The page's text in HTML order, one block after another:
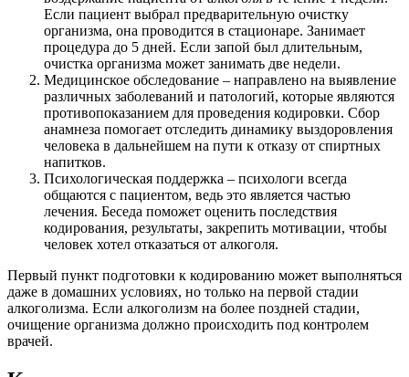
Если пациент выбрал предварительную очистку
организма, она проводится в стационаре. Занимает
процедура до 5 дней. Если запой был длительным,
очистка организма может занимать две недели.
Медицинское обследование – направлено на выявление
различных заболеваний и патологий, которые являются
противопоказанием для проведения кодировки. Сбор
анамнеза помогает отследить динамику выздоровления
человека в дальнейшем на пути к отказу от спиртных
напитков.
Психологическая поддержка – психологи всегда
общаются с пациентом, ведь это является частью
лечения. Беседа поможет оценить последствия
кодирования, результаты, закрепить мотивации, чтобы
человек хотел отказаться от алкоголя.
Первый пункт подготовки к кодированию может выполняться
даже в домашних условиях, но только на первой стадии
алкоголизма. Если алкоголизм на более поздней стадии,
очищение организма должно происходить под контролем
врачей.